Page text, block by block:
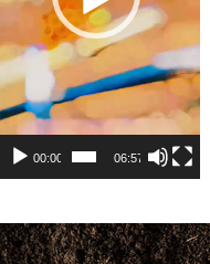
00:00 06:57